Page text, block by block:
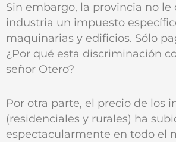
Sin embargo, la provincia no le
industria un impuesto
maquinarias y edificios. Sólo
¿Por qué esta discriminación
señor Otero?
Por otra parte, el precio de los
(residenciales y rurales) ha
espectacularmente en todo el